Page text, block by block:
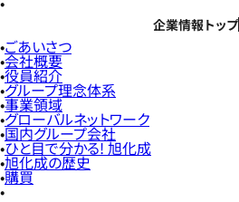
企業情報トップ
ごあいさつ
会社概要
役員紹介
グループ理念体系
事業領域
グローバルネットワーク
国内グループ会社
ひと目で分かる! 旭化成
旭化成の歴史
購買